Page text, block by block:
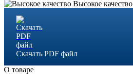
Высокое качество
Скачать PDF файл
О товаре